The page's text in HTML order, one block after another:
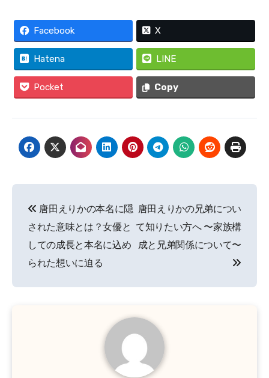
Facebook X
Hatena LINE
Pocket Copy
稿
ナ
ビ
ゲ
唐田えりかの本名に隠
された意味とは？女優と
しての成長と本名に込め
られた想いに迫る
唐田えりかの兄弟につい
て知りたい方へ 〜家族構
成と兄弟関係について〜